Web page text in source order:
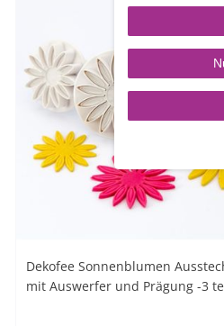
Dekofee Sonnenblumen
mit Auswerfer und Prägung -3